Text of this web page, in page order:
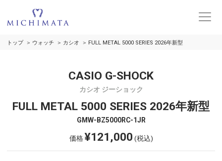
トップ ウォッチ カシオ FULL METAL 5000 SERIES 2026年新型
CASIO G-SHOCK
カシオ ジーショック
FULL METAL 5000 SERIES 2026年新型
GMW-BZ5000RC-1JR
価格¥121,000 (税込)